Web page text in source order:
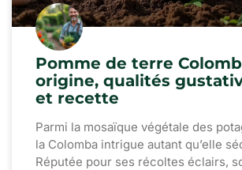
Pomme de terre
origine, qualités
et recette
Parmi la mosaïque végétale des
la Colomba intrigue autant qu’elle
Réputée pour ses récoltes éclairs,